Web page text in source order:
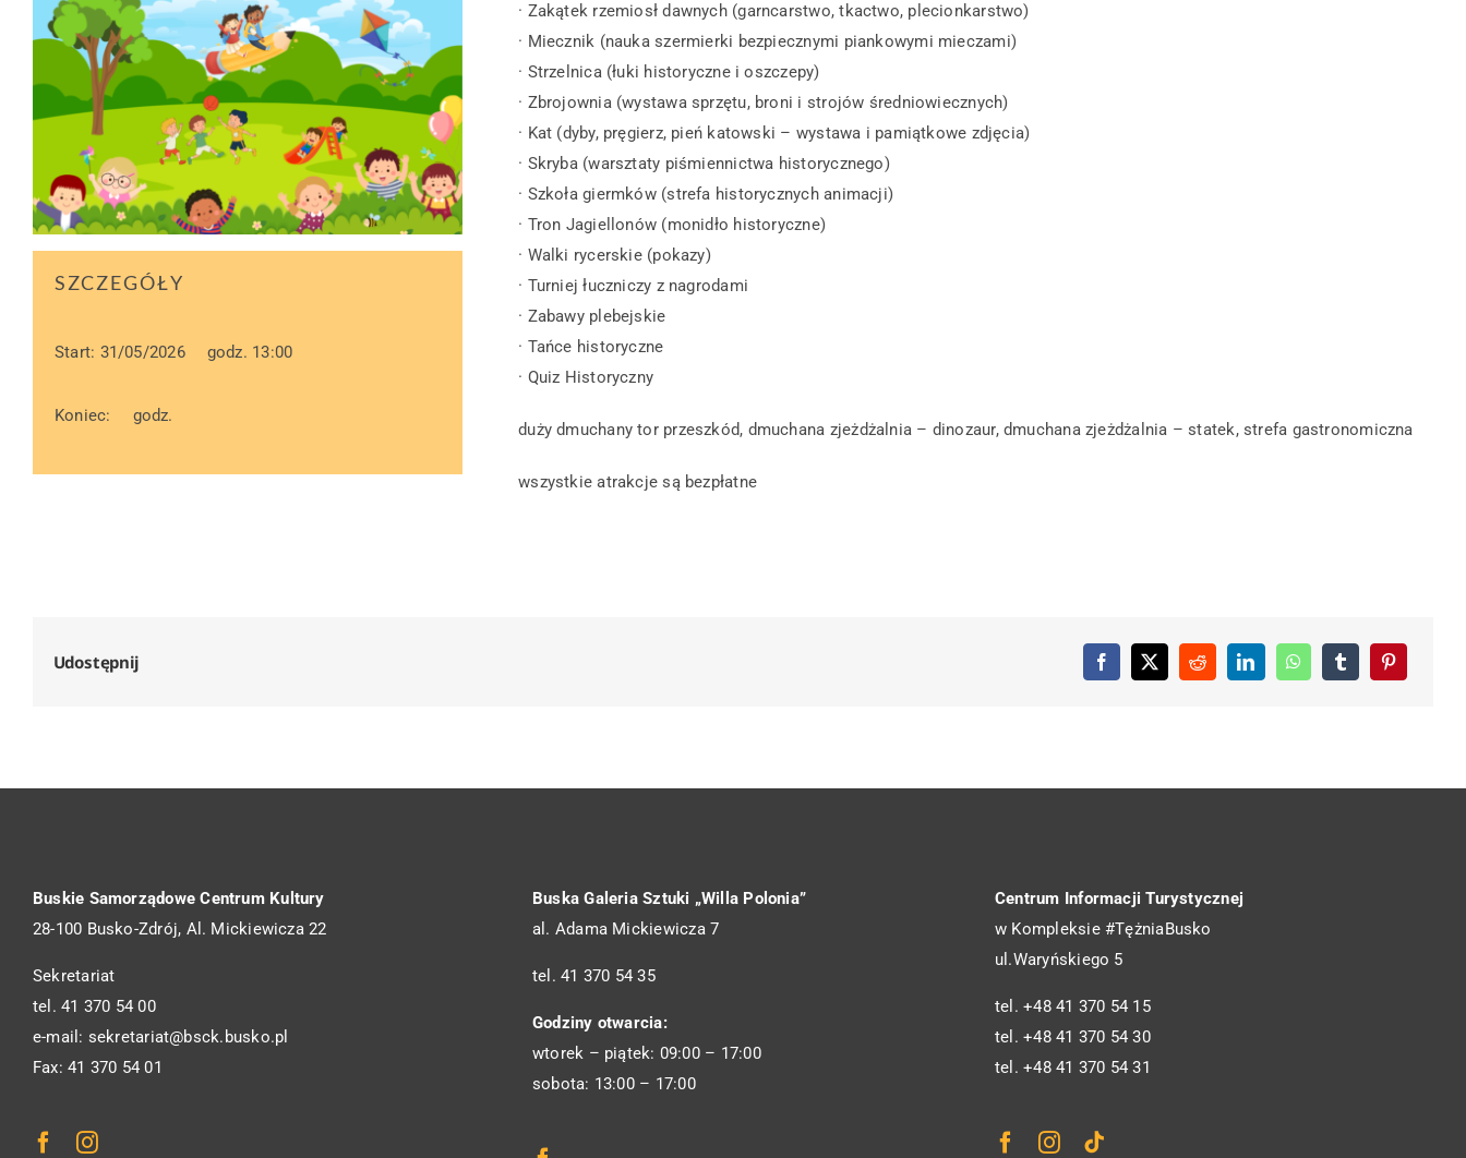
SZCZEGÓŁY
Start: 31/05/2026 godz. 13:00
Koniec: godz.
· Zakątek rzemiosł dawnych (garncarstwo, tkactwo, plecionkarstwo)
· Miecznik (nauka szermierki bezpiecznymi piankowymi mieczami)
· Strzelnica (łuki historyczne i oszczepy)
· Zbrojownia (wystawa sprzętu, broni i strojów średniowiecznych)
· Kat (dyby, pręgierz, pień katowski – wystawa i pamiątkowe zdjęcia)
· Skryba (warsztaty piśmiennictwa historycznego)
· Szkoła giermków (strefa historycznych animacji)
· Tron Jagiellonów (monidło historyczne)
· Walki rycerskie (pokazy)
· Turniej łuczniczy z nagrodami
· Zabawy plebejskie
· Tańce historyczne
· Quiz Historyczny
duży dmuchany tor przeszkód, dmuchana zjeżdżalnia – dinozaur, dmuchana zjeżdżalnia – statek, strefa gastronomiczna
wszystkie atrakcje są bezpłatne
Udostępnij
Buskie Samorządowe Centrum Kultury
28-100 Busko-Zdrój, Al. Mickiewicza 22
Sekretariat
tel. 41 370 54 00
e-mail: sekretariat@bsck.busko.pl
Fax: 41 370 54 01
Buska Galeria Sztuki „Willa Polonia”
al. Adama Mickiewicza 7
tel. 41 370 54 35
Godziny otwarcia:
wtorek – piątek: 09:00 – 17:00
sobota: 13:00 – 17:00
Centrum Informacji Turystycznej
w Kompleksie #TężniaBusko
ul.Waryńskiego 5
tel. +48 41 370 54 15
tel. +48 41 370 54 30
tel. +48 41 370 54 31